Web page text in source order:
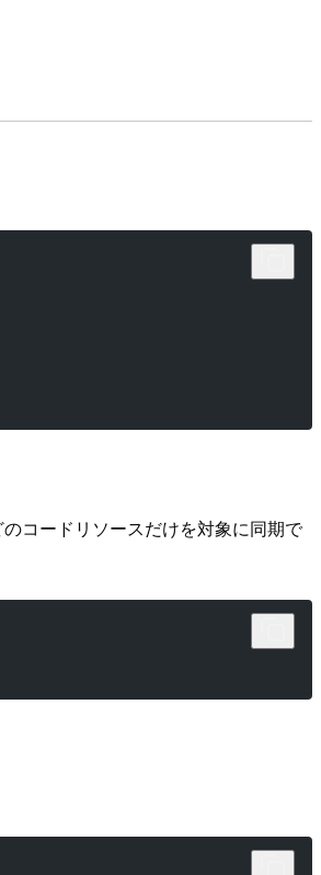
コードリソースだけを対象に同期で